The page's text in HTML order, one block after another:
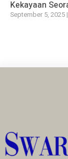
Kekayaan
September 5, 2025